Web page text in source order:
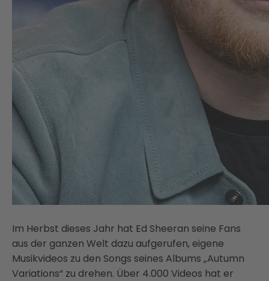
Im Herbst dieses Jahr hat Ed Sheeran seine Fans
aus der ganzen Welt dazu aufgerufen, eigene
Musikvideos zu den Songs seines Albums „Autumn
Variations“ zu drehen. Über 4.000 Videos hat er